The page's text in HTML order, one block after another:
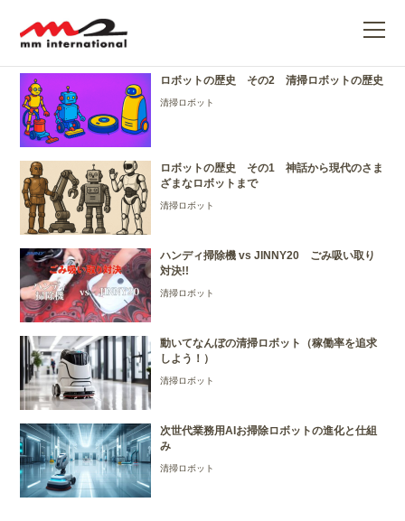
ロボットの歴史 その2 清掃ロボットの歴史
清掃ロボット
ロボットの歴史 その1 神話から現代のさま
ざまなロボットまで
清掃ロボット
ハンディ掃除機 vs JINNY20 ごみ吸い取り
対決!!
清掃ロボット
動いてなんぼの清掃ロボット（稼働率を追求
しよう！）
清掃ロボット
次世代業務用AIお掃除ロボットの進化と仕組
み
清掃ロボット